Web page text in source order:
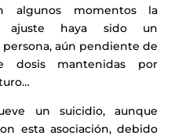
algunos momentos la
ajuste haya sido un
aún pendiente de
mantenidas por
un suicidio, aunque
esta asociación, debido